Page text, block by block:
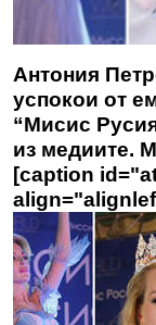
Антония
успокои от
“Мисис
из медиите.
[caption